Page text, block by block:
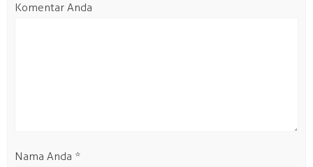
Komentar Anda
Nama Anda *